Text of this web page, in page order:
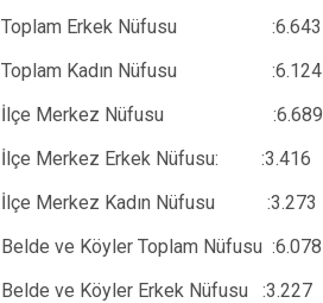
Toplam Erkek Nüfusu :6.643
Toplam Kadın Nüfusu :6.124
İlçe Merkez Nüfusu :6.689
İlçe Merkez Erkek Nüfusu: :3.416
İlçe Merkez Kadın Nüfusu :3.273
Belde ve Köyler Toplam Nüfusu:6.078
Belde ve Köyler Erkek Nüfusu :3.227